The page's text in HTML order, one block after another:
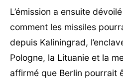
L’émission a ensuite
comment les missiles
depuis Kaliningrad,
Pologne, la Lituanie et la
affirmé que Berlin pourrait